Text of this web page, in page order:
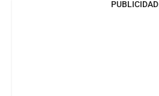
PUBLICIDAD